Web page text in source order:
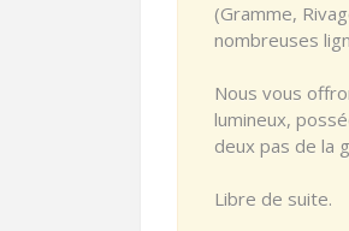
(Gramme,
nombreuses
Nous vous
lumineux,
deux pas de la
Libre de suite.